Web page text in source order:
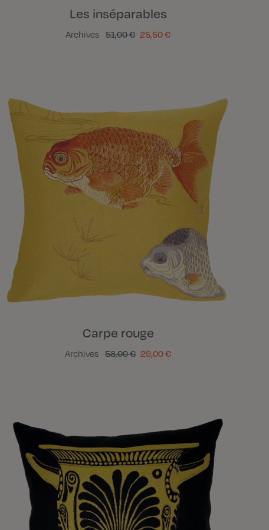
Les inséparables
Archives 51,00 € 25,50 €
Carpe rouge
Archives 58,00 € 29,00 €